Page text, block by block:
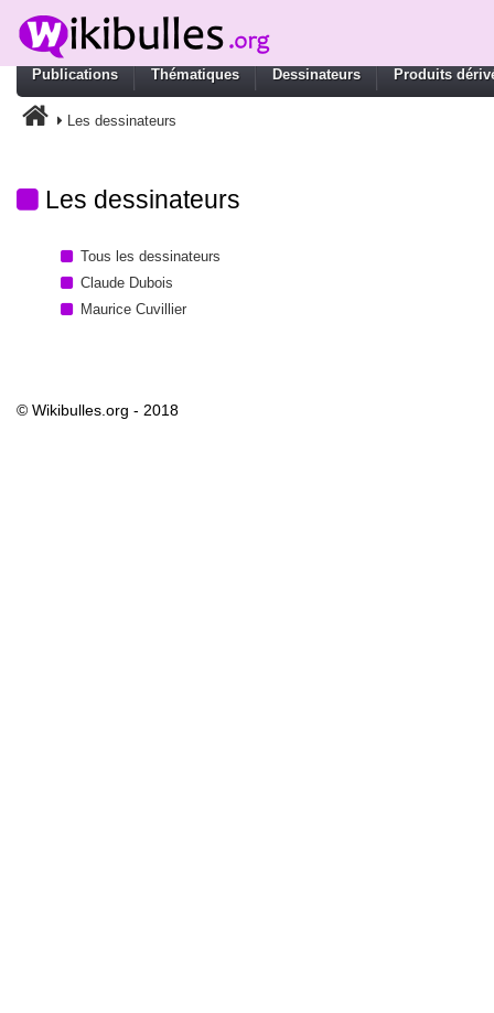
Publications Thématiques Dessinateurs Produits
Les dessinateurs
Les dessinateurs
Tous les dessinateurs
Claude Dubois
Maurice Cuvillier
© Wikibulles.org - 2018